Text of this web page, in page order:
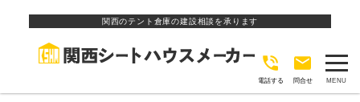
関西のテント倉庫の建設相談を承ります
電話する 問合せ